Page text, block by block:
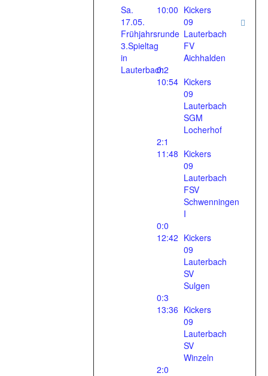
Sa.
17.05.
Frühjahrsrunde
3.Spieltag
in
Lauterbach
10:00 Kickers
09
Lauterbach
FV
Aichhalden
0:2
10:54 Kickers
09
Lauterbach
SGM
Locherhof
2:1
11:48 Kickers
09
Lauterbach
FSV
Schwenningen
I
0:0
12:42 Kickers
09
Lauterbach
SV
Sulgen
0:3
13:36 Kickers
09
Lauterbach
SV
Winzeln
2:0